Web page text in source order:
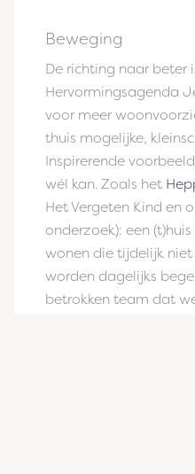
Beweging
De richting naar beter
Hervormingsagenda
voor meer
thuis mogelijke,
Inspirerende
wél kan. Zoals het
Het Vergeten Kind en
onderzoek): een
wonen die tijdelijk niet
worden dagelijks
betrokken team dat